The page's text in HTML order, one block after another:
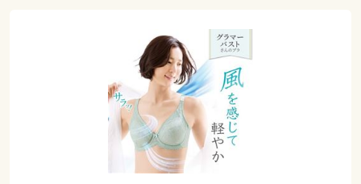
カーテン・ラグ・ファブリック
美容・健康・サプリメント
ジュニア・ティーンズ下着
大きいサイズ通販すべて
大きいサイズ レディース服
カーテン・ラグ・ファブリック
ジュニア・ティーンズ下着
大きいサイズ通販すべて
大きいサイズ レディース服
大きいサイズ レディース下着